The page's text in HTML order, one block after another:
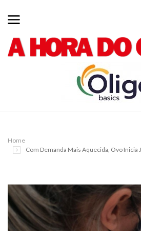
Home
Com Demanda Mais Aquecida, Ovo Inicia